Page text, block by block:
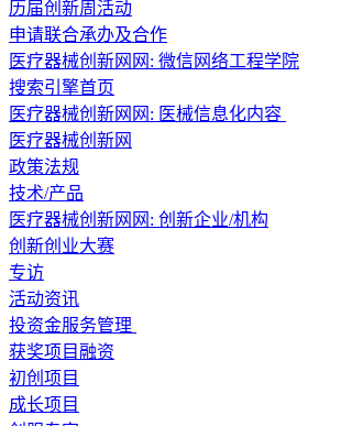
历届创新周活动
申请联合承办及合作
医疗器械创新网网: 微信网络工程学院
搜索引擎首页
医疗器械创新网网: 医械信息化内容
医疗器械创新网
政策法规
技术/产品
医疗器械创新网网: 创新企业/机构
创新创业大赛
专访
活动资讯
投资金服务管理
获奖项目融资
初创项目
成长项目